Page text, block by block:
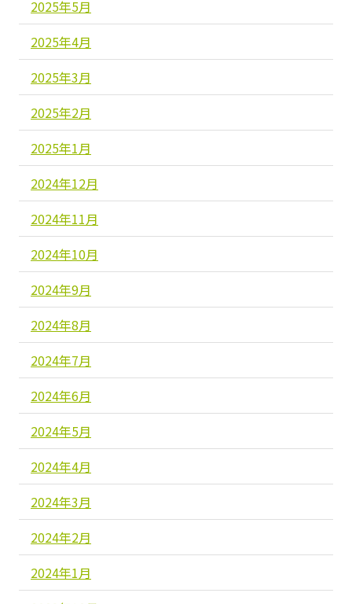
2025年5月
2025年4月
2025年3月
2025年2月
2025年1月
2024年12月
2024年11月
2024年10月
2024年9月
2024年8月
2024年7月
2024年6月
2024年5月
2024年4月
2024年3月
2024年2月
2024年1月